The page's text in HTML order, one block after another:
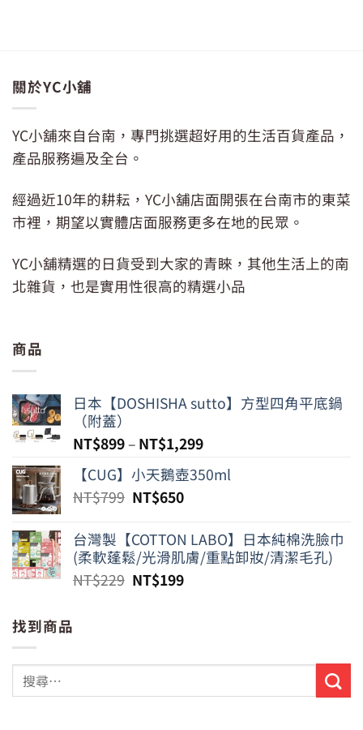
關於YC小舖
YC小舖來自台南，專門挑選超好用的生活百貨產品，
產品服務遍及全台。
經過近10年的耕耘，YC小舖店面開張在台南市的東菜
市裡，期望以實體店面服務更多在地的民眾。
YC小舖精選的日貨受到大家的青睞，其他生活上的南
北雜貨，也是實用性很高的精選小品
商品
日本【DOSHISHA sutto】方型四角平底鍋
（附蓋）
NT$899– NT$1,299
【CUG】小天鵝壺350ml
NT$799 原
價
格：
NT$799。
NT$650目
價
格：
NT$650。
台灣製【COTTON LABO】日本純棉洗臉巾
(柔軟蓬鬆/光滑肌膚/重點卸妝/清潔毛孔)
NT$229 原
NT$199目
找到商品